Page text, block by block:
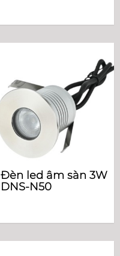
Đèn led âm sàn 3W
DNS-N50